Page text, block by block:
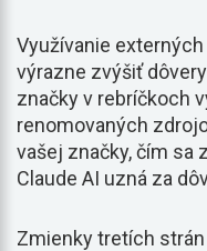
Využívanie
výrazne zvýšiť
značky v rebríčkoch
renomovaných
vašej značky, čím sa
Claude AI uzná za
Zmienky tretích